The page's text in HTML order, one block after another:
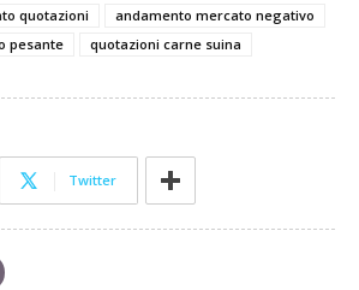
quotazioni
andamento mercato negativo
pesante quotazioni carne suina
Twitter